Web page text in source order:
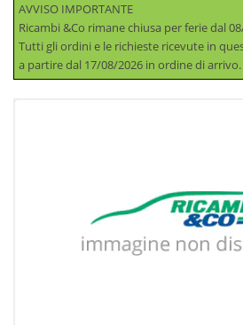
AVVISO IMPORTANTE
Ricambi &Co rimane chiusa per ferie dal
Tutti gli ordini e le richieste ricevute in
a partire dal 17/08/2026 in ordine di arrivo.